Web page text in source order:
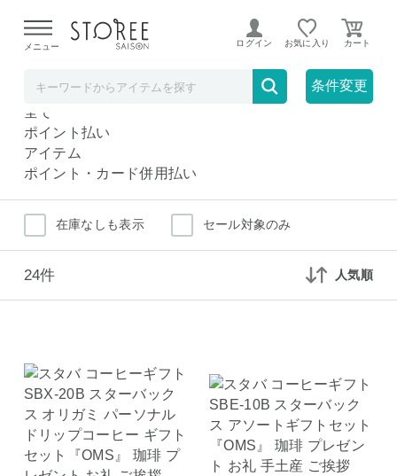
よる配送遅延が発生しております。
メニュー ログイン お気に入り
条件変更
インスタントコーヒー
インスタントコーヒー
全て
ポイント払い
アイテム
ポイント・カード併用払い
在庫なしも表示 セール対象のみ
24件 人気順